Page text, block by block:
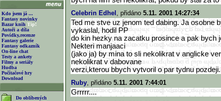
Kdo jsem já ...
Fantasy novinky
Bazar knih Tip!
Autoři a díla
Povídky,recenze
Fantasy galerie
Fantasy odkazník
On-line chat
Testy a ankety
Filmy a seriály
Hudba
Počítačové hry
Download
Do oblíbených
Celebrin Edhel , přidáno 5.11. 2001 14:27:34
Ted me stve uz jenom ted dabing. Ja osobne
vykaslal, hodil PP
do kin hezky na zacatku prosince a pak bych
Nekteri manjaaci
(jako ja) by mina to sli nekolikrat v anglicke
nekolikrat v dabovane
verzi,kterou bbych vytvoril o par tydnu pozdeji.
Ruby, přidáno 5.11. 2001 7:44:01
Grrrrr....